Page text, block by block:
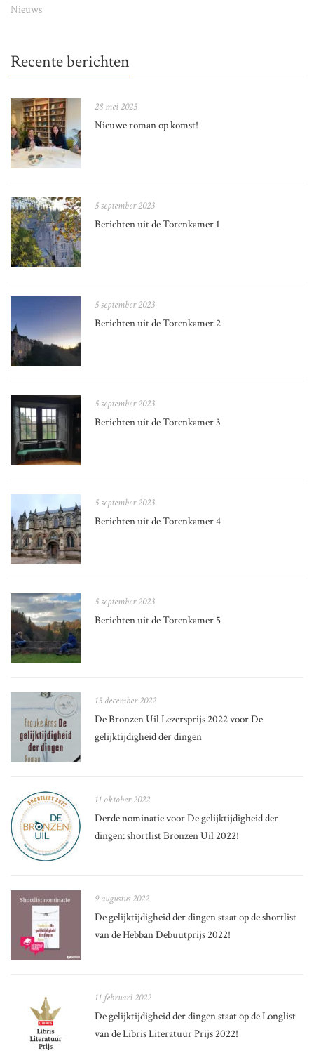
Nieuws
Recente berichten
28 mei 2025
Nieuwe roman op komst!
5 september 2023
Berichten uit de Torenkamer 1
5 september 2023
Berichten uit de Torenkamer 2
5 september 2023
Berichten uit de Torenkamer 3
5 september 2023
Berichten uit de Torenkamer 4
5 september 2023
Berichten uit de Torenkamer 5
15 december 2022
De Bronzen Uil Lezersprijs 2022 voor De
gelijktijdigheid der dingen
11 oktober 2022
Derde nominatie voor De gelijktijdigheid der
dingen: shortlist Bronzen Uil 2022!
9 augustus 2022
De gelijktijdigheid der dingen staat op de shortlist
van de Hebban Debuutprijs 2022!
11 februari 2022
De gelijktijdigheid der dingen staat op de Longlist
van de Libris Literatuur Prijs 2022!